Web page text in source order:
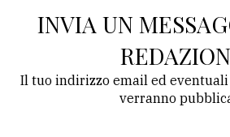
INVIA UN
Il tuo indirizzo email ed
verranno